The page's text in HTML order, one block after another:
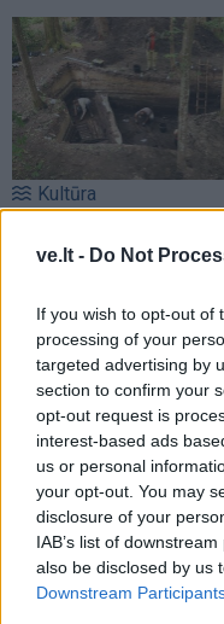
ve.lt - Do Not
If you wish to opt-out of
processing of your
targeted advertising by
section to confirm your
opt-out request is
interest-based ads
us or personal
your opt-out. You may
disclosure of your
IAB’s list of
also be disclosed by us
Downstream
Kultūra
piliakalnio atodangos
Horoskopai
3 Zodiako ženklai,
kuriems rugpjūtis gali
atnešti finansinį
kodėl verta veikti